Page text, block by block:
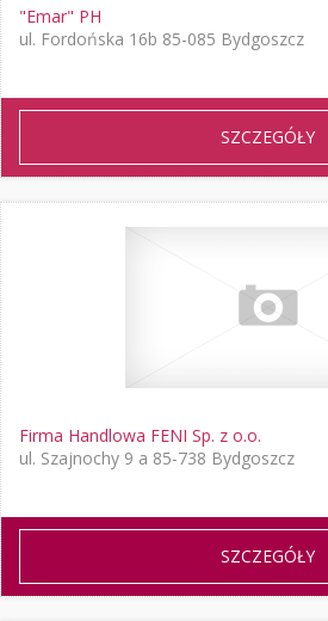
"Emar" PH
ul. Fordońska 16b 85-085 Bydgoszcz
SZCZEGÓŁY
Firma Handlowa FENI Sp. z o.o.
ul. Szajnochy 9 a 85-738 Bydgoszcz
SZCZEGÓŁY